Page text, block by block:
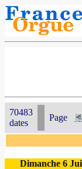
70483
dates
Page
Dimanche 6